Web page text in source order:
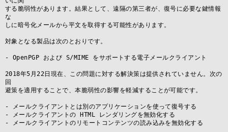
する脆弱性があります。結果として、遠隔の第三者が、復号に必要な鍵情報
な
しに暗号化メールから平文を取得する可能性があります。
対象となる製品は次のとおりです。
- OpenPGP および S/MIME をサポートする電子メールクライアント
2018年5月22日現在、この問題に対する解決策は提供されていません。次の
回
避策を適用することで、本脆弱性の影響を軽減することが可能です。
- メールクライアントとは別のアプリケーションを使って復号する
- メールクライアントの HTML レンダリングを無効化する
- メールクライアントのリモートコンテンツの読み込みを無効化する